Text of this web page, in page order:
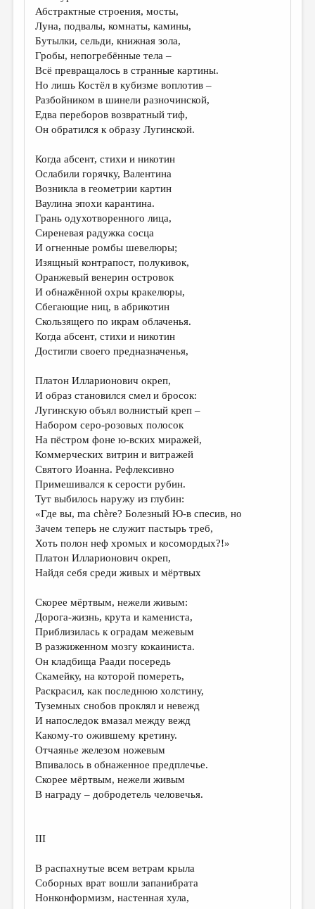
Абстрактные строения, мосты,
Луна, подвалы, комнаты, камины,
Бутылки, сельди, книжная зола,
Гробы, непогребённые тела –
Всё превращалось в странные картины.
Но лишь Костёл в кубизме воплотив –
Разбойником в шинели разночинской,
Едва переборов возвратный тиф,
Он обратился к образу Лугинской.
Когда абсент, стихи и никотин
Ослабили горячку, Валентина
Возникла в геометрии картин
Ваулина эпохи карантина.
Грань одухотворенного лица,
Сиреневая радужка сосца
И огненные ромбы шевелюры;
Изящный контрапост, полукивок,
Оранжевый венерин островок
И обнажённой охры кракелюры,
Сбегающие ниц, в абрикотин
Скользящего по икрам облаченья.
Когда абсент, стихи и никотин
Достигли своего предназначенья,
Платон Илларионович окреп,
И образ становился смел и бросок:
Лугинскую объял волнистый креп –
Набором серо-розовых полосок
На пёстром фоне ю-вских миражей,
Коммерческих витрин и витражей
Святого Иоанна. Рефлексивно
Примешивался к серости рубин.
Тут выбилось наружу из глубин:
«Где вы, ma chère? Болезный Ю-в спесив, но
Зачем теперь не служит пастырь треб,
Хоть полон неф хромых и косомордых?!»
Платон Илларионович окреп,
Найдя себя среди живых и мёртвых
Скорее мёртвым, нежели живым:
Дорога-жизнь, крута и камениста,
Приблизилась к оградам межевым
В разжиженном мозгу кокаиниста.
Он кладбища Раади посередь
Скамейку, на которой помереть,
Раскрасил, как последнюю холстину,
Туземных снобов проклял и невежд
И напоследок вмазал между вежд
Какому-то ожившему кретину.
Отчаянье железом ножевым
Впивалось в обнаженное предплечье.
Скорее мёртвым, нежели живым
В награду – добродетель человечья.
III
В распахнутые всем ветрам крыла
Соборных врат вошли запанибрата
Нонконформизм, настенная хула,